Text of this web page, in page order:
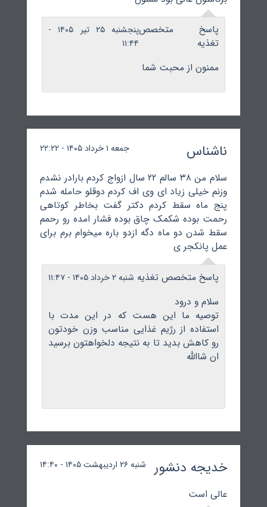
پاسخ متخصص
تغذیه
پنجشنبه ۲۵ تیر ۱۴۰۵ -
۱۱:۴۴
ممنون از محبت شما
ناشناس جمعه ۱ خرداد ۱۴۰۵ - ۲۲:۲۲
سلام من ۳۸ سالم ۲۲ سال ازواج کردم بارادر نشدم
وزنم خیلی زیاد ای وی اف کردم دوقلو حامله شدم
پنج ماه سقط کردم دکتر گفت بخاطر کوتاهی
رحمت بوده شکمک چاق بوده فشار امده رو رحمم
سقط شدن دو ماه دگه ازدو باره میخوام برم برای
عمل پانکجر ی
پاسخ متخصص تغذیه شنبه ۲ خرداد ۱۴۰۵ - ۱۱:۴۷
سلام و درود
توصیه ما این هست که در این مدت با
استفاده از رژیم غذایی مناسب وزن خودتون
رو کاهش بدید تا به نتیجه دلخواهتون برسید
ان شاالله
خدیجه دنشور شنبه ۲۶ اردیبهشت ۱۴۰۵ - ۱۴:۴۰
عالی است